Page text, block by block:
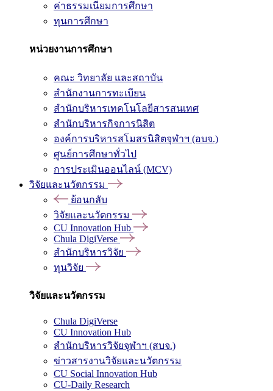
ค่าธรรมเนียมการศึกษา
ทุนการศึกษา
หน่วยงานการศึกษา
คณะ วิทยาลัย และสถาบัน
สำนักงานการทะเบียน
สำนักบริหารเทคโนโลยีสารสนเทศ
สำนักบริหารกิจการนิสิต
องค์การบริหารสโมสรนิสิตจุฬาฯ (อบจ.)
ศูนย์การศึกษาทั่วไป
การประเมินออนไลน์ (MCV)
วิจัยและนวัตกรรม
ย้อนกลับ
วิจัยและนวัตกรรม
CU Innovation Hub
Chula DigiVerse
สำนักบริหารวิจัย
ทุนวิจัย
วิจัยและนวัตกรรม
Chula DigiVerse
CU Innovation Hub
สำนักบริหารวิจัยจุฬาฯ (สบจ.)
ข่าวสารงานวิจัยและนวัตกรรม
CU Social Innovation Hub
CU-Daily Research